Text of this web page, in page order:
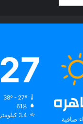
صافية
27
38º - 27º
61%
3.4 كيلومتر/ساعة